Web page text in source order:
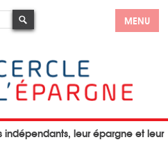
MENU
indépendants, leur épargne et leur